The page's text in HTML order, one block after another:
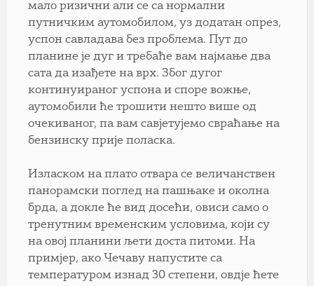
мало ризични али се са нормални
путничким аутомобилом, уз додатан опрез,
успон савладава без проблема. Пут до
планине је дуг и требаће вам најмање два
сата да изађете на врх. Због дугог
континуираног успона и споре вожње,
аутомобили ће трошити нешто више од
очекиваног, па вам савјетујемо свраћање на
бензинску прије поласка.
Изласком на плато отвара се величанствен
панорамски поглед на пашњаке и околна
брда, а докле ће вид досећи, овиси само о
тренутним временским условима, који су
на овој планини љети доста питоми. На
примјер, ако Чечаву напустите са
температуром изнад 30 степени, овдје ћете